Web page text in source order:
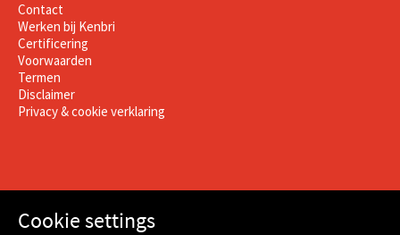
Contact
Werken bij Kenbri
Certificering
Voorwaarden
Termen
Disclaimer
Privacy & cookie verklaring
Cookie settings